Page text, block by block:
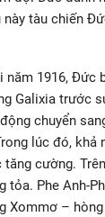
này tàu chiến
năm 1916, Đức
Galixia trước
chuyển
lúc đó, khả
tăng cường.
tỏa. Phe Anh-
Xommơ –